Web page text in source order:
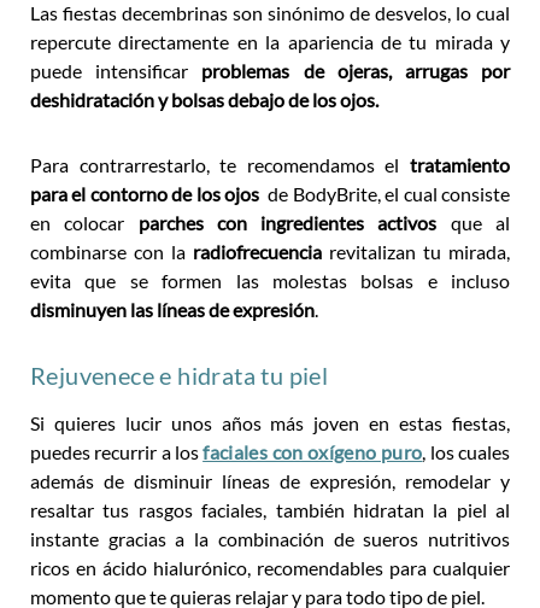
Las fiestas decembrinas son sinónimo de desvelos, lo cual
repercute directamente en la apariencia de tu mirada y
puede intensificar problemas de ojeras, arrugas por
deshidratación y bolsas debajo de los ojos.
Para contrarrestarlo, te recomendamos el tratamiento
para el contorno de los ojos de BodyBrite, el cual consiste
en colocar parches con ingredientes activos que al
combinarse con la radiofrecuencia revitalizan tu mirada,
evita que se formen las molestas bolsas e incluso
disminuyen las líneas de expresión.
Rejuvenece e hidrata tu piel
Si quieres lucir unos años más joven en estas fiestas,
puedes recurrir a losfaciales con oxígeno puro, los cuales
además de disminuir líneas de expresión, remodelar y
resaltar tus rasgos faciales, también hidratan la piel al
instante gracias a la combinación de sueros nutritivos
ricos en ácido hialurónico, recomendables para cualquier
momento que te quieras relajar y para todo tipo de piel.